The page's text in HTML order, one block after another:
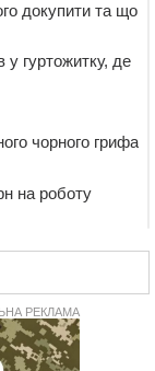
докупити та що
у гуртожитку, де
чорного грифа
на роботу
з області
Ukraine 2026
у Черкасах
поважного
РЕКЛАМА